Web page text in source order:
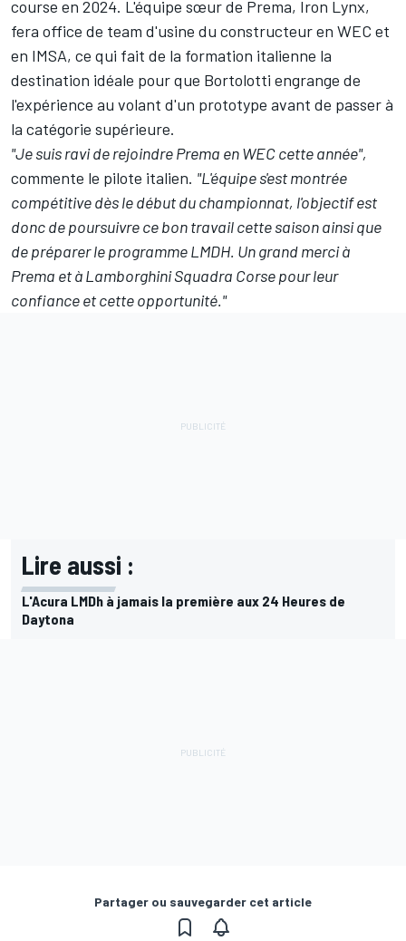
course en 2024. L'équipe sœur de Prema, Iron Lynx,
fera office de team d'usine du constructeur en WEC et
en IMSA, ce qui fait de la formation italienne la
destination idéale pour que Bortolotti engrange de
l'expérience au volant d'un prototype avant de passer à
la catégorie supérieure.
"Je suis ravi de rejoindre Prema en WEC cette année",
commente le pilote italien. "L'équipe s'est montrée
compétitive dès le début du championnat, l'objectif est
donc de poursuivre ce bon travail cette saison ainsi que
de préparer le programme LMDH. Un grand merci à
Prema et à Lamborghini Squadra Corse pour leur
confiance et cette opportunité."
Lire aussi :
L'Acura LMDh à jamais la première aux 24 Heures de
Daytona
Partager ou sauvegarder cet article